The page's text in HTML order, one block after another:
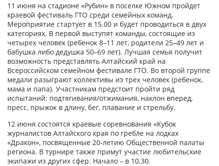
11 июня на стадионе «Рубин» в поселке Южном пройдет
краевой фестиваль ГТО среди семейных команд.
Мероприятие стартует в 15.00 и будет проводиться в двух
категориях. В первой выступят команды, состоящие из
четырех человек (ребенок 8–11 лет, родители 25–49 лет и
бабушка либо дедушка 50–69 лет). Лучшая семья получит
возможность представлять Алтайский край на
Всероссийском семейном фестивале ГТО. Во второй группе
медали разыграют коллективы из трех человек (ребенок,
мама и папа). Участникам предстоит пройти ряд
испытаний: подтягивания/отжимания, наклон вперед,
пресс, прыжок в длину, бег, плавание и стрельбу.
12 июня состоятся краевые соревнования «Кубок
журналистов Алтайского края по гребле на лодках
«Дракон», посвященные 20-летию Общественной палаты
региона. В турнире также примут участие любительские
экипажи из других сфер. Начало – в 10.30.